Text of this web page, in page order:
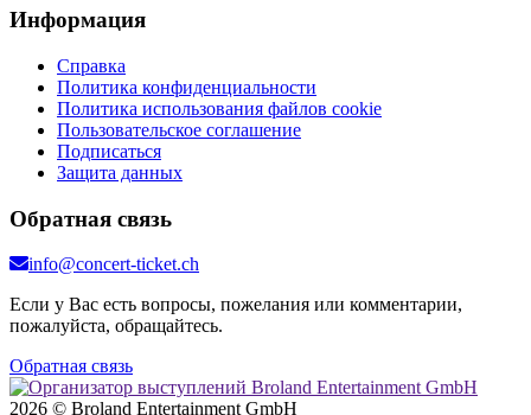
Информация
Справка
Политика конфиденциальности
Политика использования файлов cookie
Пользовательское соглашение
Подписаться
Защита данных
Обратная связь
info@concert-ticket.ch
Если у Вас есть вопросы, пожелания или комментарии,
пожалуйста, обращайтесь.
Обратная связь
2026 © Broland Entertainment GmbH